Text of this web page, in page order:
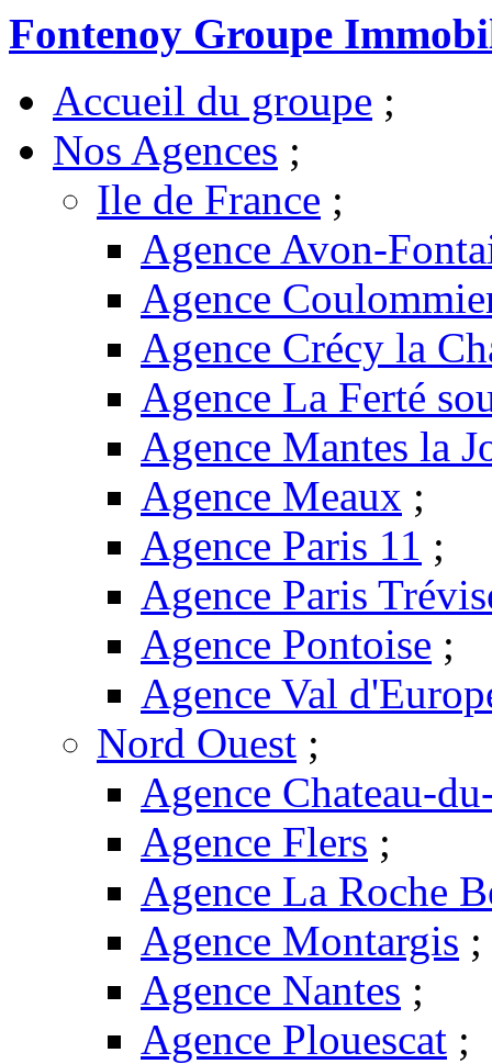
Fontenoy Groupe
Accueil du groupe ;
Nos Agences ;
Ile de France ;
Agence Avon-
Agence
Agence Crécy la
Agence La Ferté
Agence Mantes la
Agence Meaux ;
Agence Paris 11 ;
Agence Paris
Agence Pontoise ;
Agence Val
Nord Ouest ;
Agence Chateau-
Agence Flers ;
Agence La Roche
Agence Montargis ;
Agence Nantes ;
Agence Plouescat ;